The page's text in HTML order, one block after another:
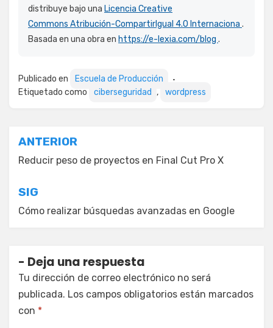
distribuye bajo una Licencia Creative
Commons Atribución-CompartirIgual 4.0 Internaciona .
Basada en una obra en https://e-lexia.com/blog .
Publicado en
Escuela de Producción
Etiquetado como
ciberseguridad , wordpress
Navegación
de
ANTERIOR
Reducir peso de proyectos en Final Cut Pro X
SIG
Cómo realizar búsquedas avanzadas en Google
Deja una respuesta
Tu dirección de correo electrónico no será
publicada. Los campos obligatorios están marcados
con *